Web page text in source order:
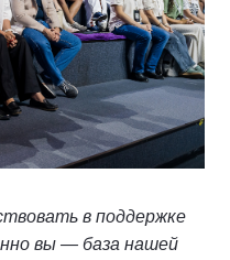
в поддержке
вы — база нашей